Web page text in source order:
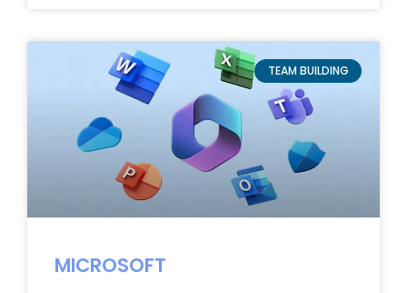
TEAM BUILDING
MICROSOFT